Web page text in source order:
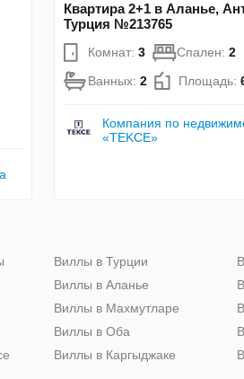
Квартира 2+1 в Аланье,
Турция №213765
Комнат: 3 Спален: 2
Ванных: 2 Площадь:
Компания по
«TEKCE»
Виллы в Турции
Виллы в Аланье
Виллы в Махмутларе
Виллы в Оба
Виллы в Каргыджаке